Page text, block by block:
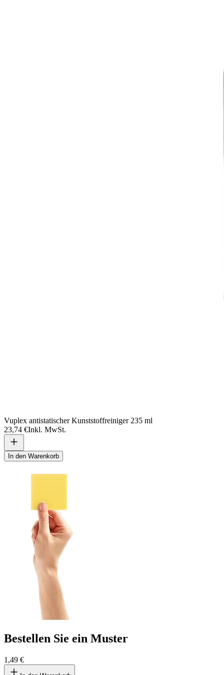
Vuplex antistatischer Kunststoffreiniger 235 ml
23,74 €Inkl. MwSt.
In den Warenkorb
Bestellen Sie ein Muster
1,49 €